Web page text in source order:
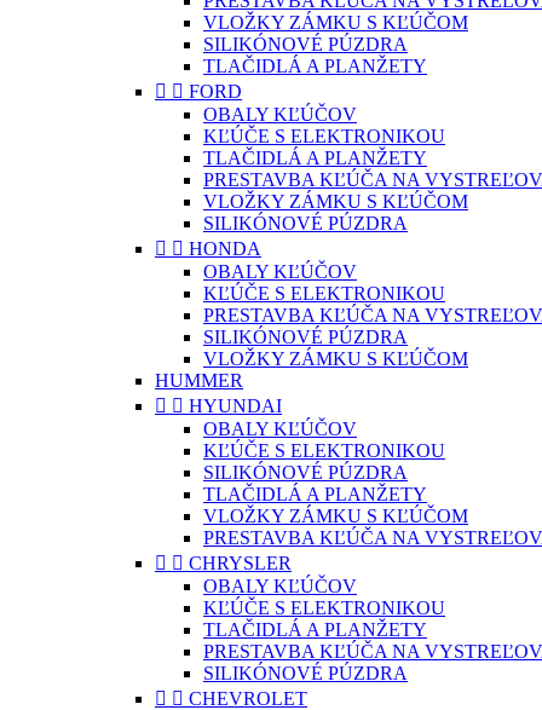
VLOŽKY ZÁMKU S KĽÚČOM
SILIKÓNOVÉ PÚZDRA
TLAČIDLÁ A PLANŽETY
  FORD
OBALY KĽÚČOV
KĽÚČE S ELEKTRONIKOU
TLAČIDLÁ A PLANŽETY
PRESTAVBA KĽÚČA NA
VLOŽKY ZÁMKU S KĽÚČOM
SILIKÓNOVÉ PÚZDRA
  HONDA
OBALY KĽÚČOV
KĽÚČE S ELEKTRONIKOU
PRESTAVBA KĽÚČA NA
SILIKÓNOVÉ PÚZDRA
VLOŽKY ZÁMKU S KĽÚČOM
HUMMER
  HYUNDAI
OBALY KĽÚČOV
KĽÚČE S ELEKTRONIKOU
SILIKÓNOVÉ PÚZDRA
TLAČIDLÁ A PLANŽETY
VLOŽKY ZÁMKU S KĽÚČOM
PRESTAVBA KĽÚČA NA
  CHRYSLER
OBALY KĽÚČOV
KĽÚČE S ELEKTRONIKOU
TLAČIDLÁ A PLANŽETY
PRESTAVBA KĽÚČA NA
SILIKÓNOVÉ PÚZDRA
  CHEVROLET